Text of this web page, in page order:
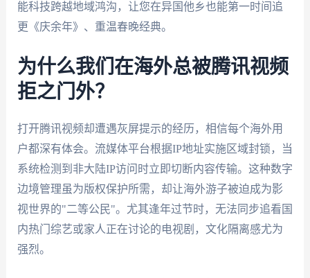
能科技跨越地域鸿沟，让您在异国他乡也能第一时间追
更《庆余年》、重温春晚经典。
为什么我们在海外总被腾讯视频
拒之门外？
打开腾讯视频却遭遇灰屏提示的经历，相信每个海外用
户都深有体会。流媒体平台根据IP地址实施区域封锁，当
系统检测到非大陆IP访问时立即切断内容传输。这种数字
边境管理虽为版权保护所需，却让海外游子被迫成为影
视世界的"二等公民"。尤其逢年过节时，无法同步追看国
内热门综艺或家人正在讨论的电视剧，文化隔离感尤为
强烈。